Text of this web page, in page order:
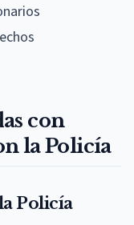
con
la Policía
Policía